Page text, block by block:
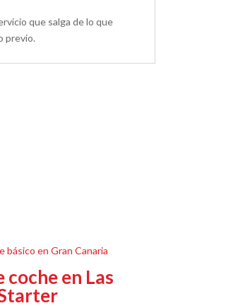
que salga de lo que
previo.
coche en Las